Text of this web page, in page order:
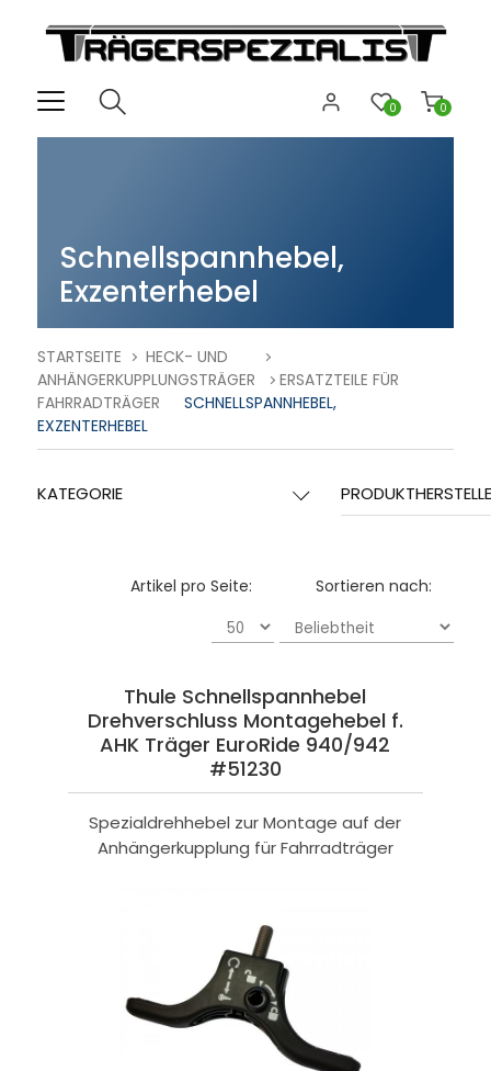
0
0
Schnellspannhebel,
Exzenterhebel
STARTSEITE
HECK- UND
ANHÄNGERKUPPLUNGSTRÄGER
ERSATZTEILE FÜR
FAHRRADTRÄGER
SCHNELLSPANNHEBEL,
EXZENTERHEBEL
KATEGORIE
Sortieren nach:
Artikel pro Seite:
Thule Schnellspannhebel
Drehverschluss Montagehebel f.
AHK Träger EuroRide 940/942
#51230
Spezialdrehhebel zur Montage auf der
Anhängerkupplung für Fahrradträger